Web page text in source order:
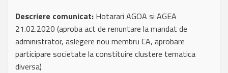
Descriere comunicat: Hotarari AGOA si AGEA
21.02.2020 (aproba act de renuntare la mandat de
administrator, aslegere nou membru CA, aprobare
participare societate la constituire clustere tematica
diversa)